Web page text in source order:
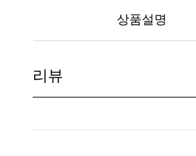
상품설명
리뷰